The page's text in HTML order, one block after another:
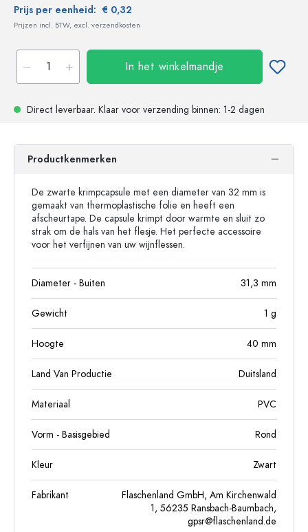
Prijs per eenheid: € 0,32
Prijzen incl. BTW, excl. verzendkosten
In het winkelmandje
Direct leverbaar. Klaar voor verzending binnen: 1-2 dagen
Productkenmerken
De zwarte krimpcapsule met een diameter van 32 mm is
gemaakt van thermoplastische folie en heeft een
afscheurtape. De capsule krimpt door warmte en sluit zo
strak om de hals van het flesje. Het perfecte accessoire
voor het verfijnen van uw wijnflessen.
Diameter - Buiten 31,3 mm
Gewicht 1 g
Hoogte 40 mm
Land Van Productie Duitsland
Materiaal PVC
Vorm - Basisgebied Rond
Kleur Zwart
Fabrikant
Flaschenland GmbH, Am Kirchenwald
1, 56235 Ransbach-Baumbach,
gpsr@flaschenland.de